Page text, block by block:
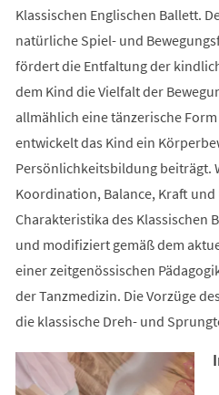
Klassischen Englischen Ballett.
natürliche Spiel- und
fördert die Entfaltung der
dem Kind die Vielfalt der
allmählich eine tänzerische
entwickelt das Kind ein
Persönlichkeitsbildung beiträgt.
Koordination, Balance, Kraft
Charakteristika des Klassischen
und modifiziert gemäß dem
einer zeitgenössischen
der Tanzmedizin. Die Vorzüge
die klassische Dreh- und